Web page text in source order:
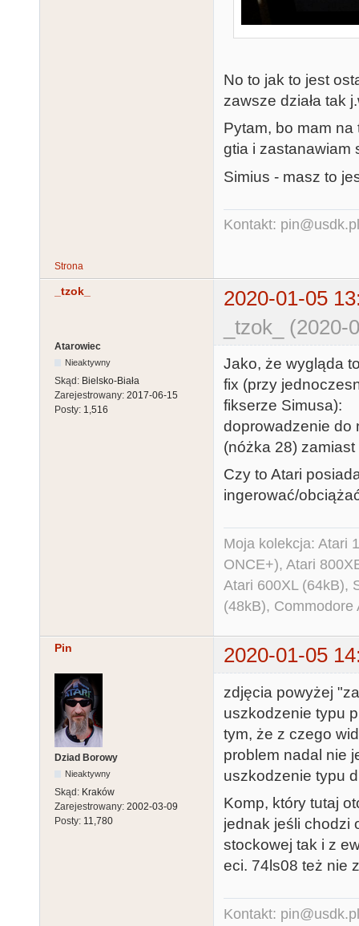
No to jak to jest
zawsze działa tak
Pytam, bo mam
gtia i zastanawiam
Simius - masz to
Kontakt: pin@usdk.pl
Strona
_tzok_
2020-01-05
_tzok_
Atarowiec
Nieaktywny
Skąd: Bielsko-Biała
Zarejestrowany: 2017-06-15
Posty: 1,516
Jako, że wygląda
fix (przy
fikserze Simusa):
doprowadzenie do
(nóżka 28)
Czy to Atari
ingerować/
Moja kolekcja: Atari
ONCE+), Atari
Atari 600XL (64kB),
(48kB),
Pin 2020-01-05
Dziad Borowy
Nieaktywny
Skąd: Kraków
Zarejestrowany: 2002-03-09
Posty: 11,780
zdjęcia powyżej
uszkodzenie typu
tym, że z czego
problem nadal nie
uszkodzenie typu
Komp, który tutaj
jednak jeśli chodzi
stockowej tak i z
eci. 74ls08 też nie
Kontakt: pin@usdk.pl